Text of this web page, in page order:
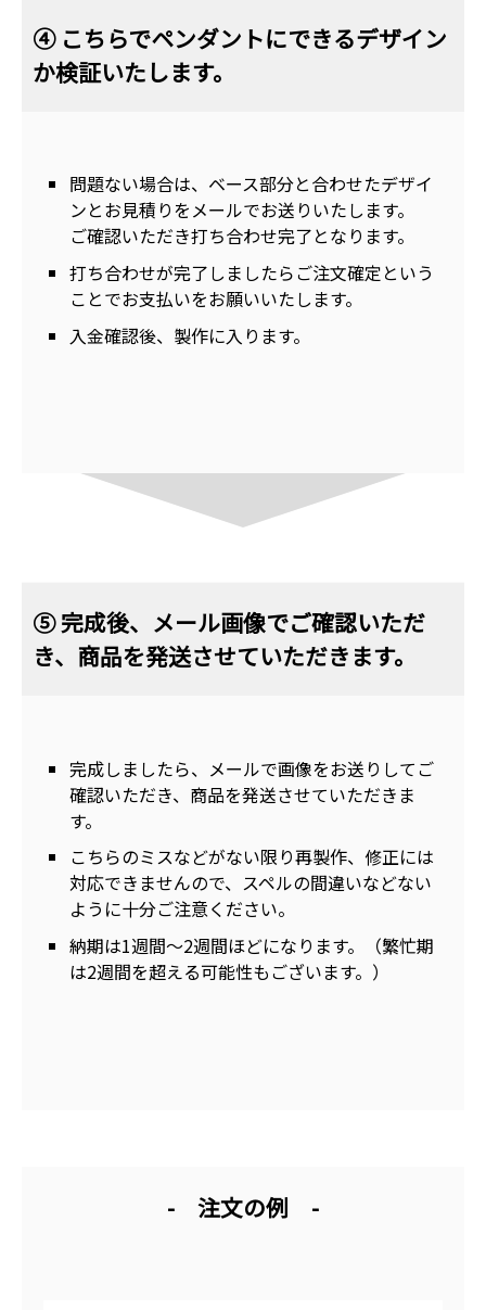
④ こちらでペンダントにできるデザイン
か検証いたします。
問題ない場合は、ベース部分と合わせたデザイ
ンとお見積りをメールでお送りいたします。
ご確認いただき打ち合わせ完了となります。
打ち合わせが完了しましたらご注文確定という
ことでお支払いをお願いいたします。
入金確認後、製作に入ります。
⑤ 完成後、メール画像でご確認いただ
き、商品を発送させていただきます。
完成しましたら、メールで画像をお送りしてご
確認いただき、商品を発送させていただきま
す。
こちらのミスなどがない限り再製作、修正には
対応できませんので、スペルの間違いなどない
ように十分ご注意ください。
納期は1週間～2週間ほどになります。（繁忙期
は2週間を超える可能性もございます。）
- 注文の例 -